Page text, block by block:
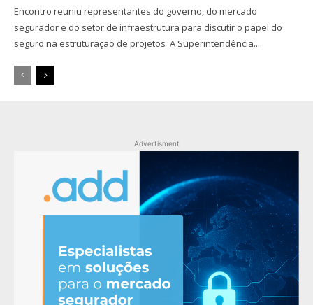
Encontro reuniu representantes do governo, do mercado
segurador e do setor de infraestrutura para discutir o papel do
seguro na estruturação de projetos A Superintendência...
Advertisment